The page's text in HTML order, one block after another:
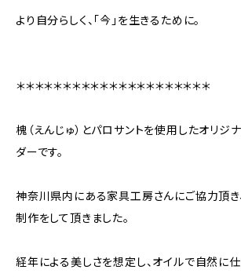
より自分らしく、「今」を生きるために。
＊＊＊＊＊＊＊＊＊＊＊＊＊＊＊＊＊＊＊＊＊
槐（えんじゅ）とパロサントを使用したオリジ
ダーです。
神奈川県内にある家具工房さんにご協力頂き
制作をして頂きました。
経年による美しさを想定し、オイルで自然に仕